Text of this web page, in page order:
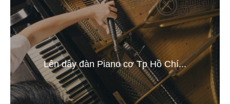
Lên dây đàn Piano cơ Tp Hồ Chí...